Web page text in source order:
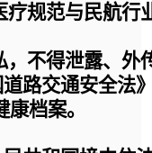
疗规范与民航
，不得泄露、外
路交通安全法
档案。